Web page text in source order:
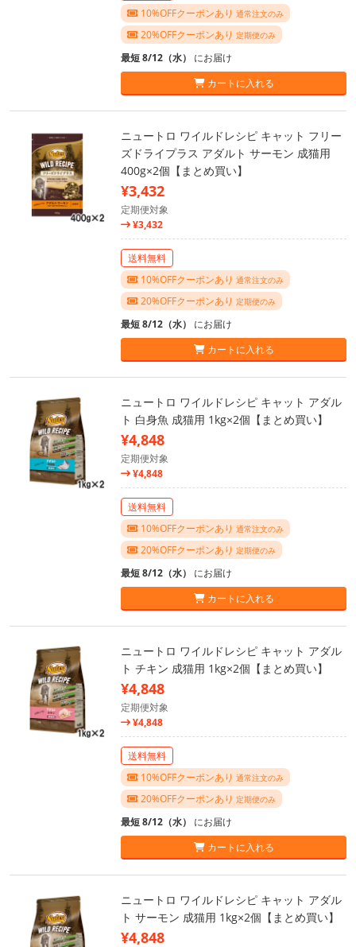
10%OFFクーポンあり 通常注文のみ
20%OFFクーポンあり 定期便のみ
最短 8/12（水） にお届け
カートに入れる
ニュートロ ワイルドレシピ キャット フリー
ズドライプラス アダルト サーモン 成猫用
400g×2個【まとめ買い】
¥3,432
定期便対象
¥3,432
送料無料
10%OFFクーポンあり 通常注文のみ
20%OFFクーポンあり 定期便のみ
最短 8/12（水） にお届け
カートに入れる
ニュートロ ワイルドレシピ キャット アダル
ト 白身魚 成猫用 1kg×2個【まとめ買い】
¥4,848
定期便対象
¥4,848
送料無料
10%OFFクーポンあり 通常注文のみ
20%OFFクーポンあり 定期便のみ
最短 8/12（水） にお届け
カートに入れる
ニュートロ ワイルドレシピ キャット アダル
ト チキン 成猫用 1kg×2個【まとめ買い】
¥4,848
定期便対象
¥4,848
送料無料
10%OFFクーポンあり 通常注文のみ
20%OFFクーポンあり 定期便のみ
最短 8/12（水） にお届け
カートに入れる
ニュートロ ワイルドレシピ キャット アダル
ト サーモン 成猫用 1kg×2個【まとめ買い】
¥4,848